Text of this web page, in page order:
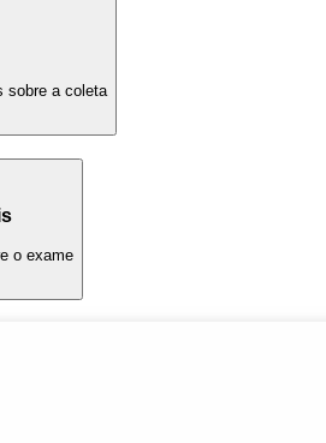
sobre a coleta
o exame